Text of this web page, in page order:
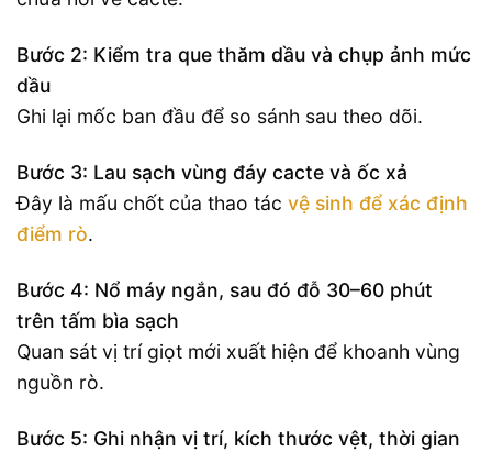
Bước 2: Kiểm tra que thăm dầu và chụp ảnh mức
dầu
Ghi lại mốc ban đầu để so sánh sau theo dõi.
Bước 3: Lau sạch vùng đáy cacte và ốc xả
Đây là mấu chốt của thao tác vệ sinh để xác định
điểm rò.
Bước 4: Nổ máy ngắn, sau đó đỗ 30–60 phút
trên tấm bìa sạch
Quan sát vị trí giọt mới xuất hiện để khoanh vùng
nguồn rò.
Bước 5: Ghi nhận vị trí, kích thước vệt, thời gian